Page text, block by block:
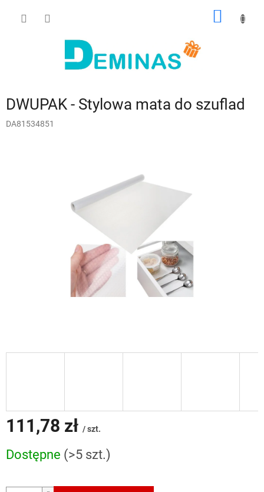
DWUPAK - Stylowa mata do szuflad
DA81534851
111,78 zł / szt.
jednostkowa:
Dostępne (>5 szt.)